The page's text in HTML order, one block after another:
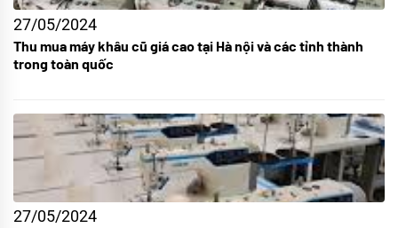
27/05/2024
Thu mua máy khâu cũ giá cao tại Hà nội và các tỉnh thành
trong toàn quốc
27/05/2024